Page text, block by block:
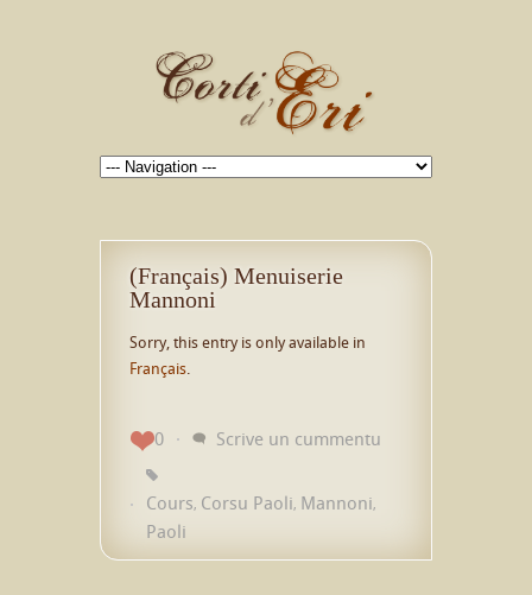
(Français) Menuiserie
Mannoni
Sorry, this entry is only available in
Français
0 Scrive un cummentu
Cours, Corsu Paoli, Mannoni,
Paoli